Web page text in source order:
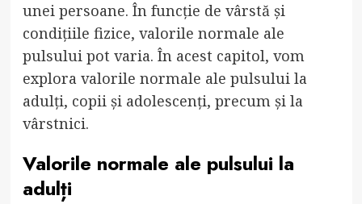
unei persoane. În funcție de vârstă și
condițiile fizice, valorile normale ale
pulsului pot varia. În acest capitol, vom
explora valorile normale ale pulsului la
adulți, copii și adolescenți, precum și la
vârstnici.
Valorile normale ale pulsului la
adulți